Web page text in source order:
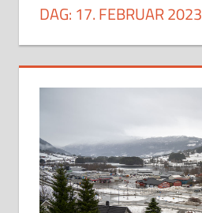
DAG: 17. FEBRUAR 2023